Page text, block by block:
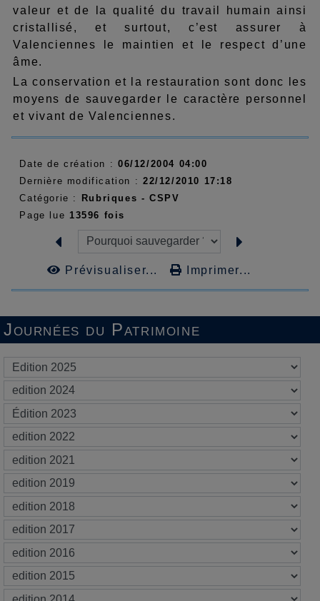
Journées du Patrimoine
valeur et de la qualité du travail humain ainsi
cristallisé, et surtout, c’est assurer à
Valenciennes le maintien et le respect d’une
âme.
La conservation et la restauration sont donc les
moyens de sauvegarder le caractère personnel
et vivant de Valenciennes.
Date de création : 06/12/2004 04:00
Dernière modification : 22/12/2010 17:18
Catégorie : Rubriques - CSPV
Page lue 13596 fois
Prévisualiser... Imprimer...